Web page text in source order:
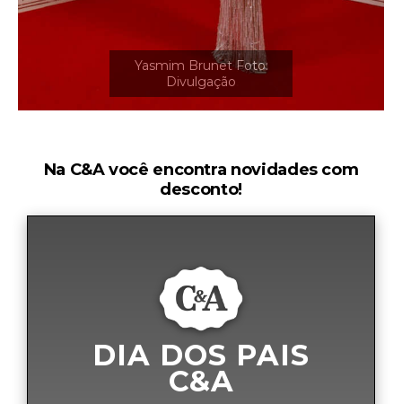
Na C&A você encontra novidades com
desconto!
DIA DOS PAIS
C&A